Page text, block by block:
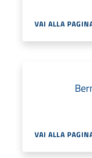
VAI ALLA
VAI ALLA